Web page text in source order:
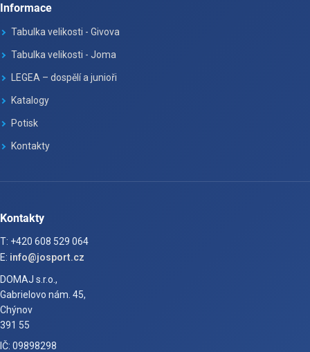
Informace
Tabulka velikosti - Givova
Tabulka velikosti - Joma
LEGEA – dospělí a junioři
Katalogy
Potisk
Kontakty
Kontakty
T: +420 608 529 064
E: info@josport.cz
DOMAJ s.r.o.,
Gabrielovo nám. 45,
Chýnov
391 55
IČ: 09898298